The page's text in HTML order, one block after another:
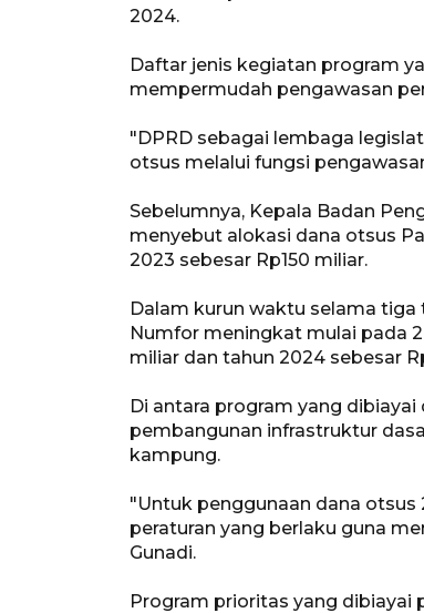
2024.
Daftar jenis kegiatan program
mempermudah pengawasan
"DPRD sebagai lembaga
otsus melalui fungsi
Sebelumnya, Kepala Badan
menyebut alokasi dana otsus
2023 sebesar Rp150 miliar.
Dalam kurun waktu selama
Numfor meningkat mulai pada
miliar dan tahun 2024 sebesar
Di antara program yang
pembangunan infrastruktur
kampung.
"Untuk penggunaan dana otsus
peraturan yang berlaku guna
Gunadi.
Program prioritas yang dibiayai